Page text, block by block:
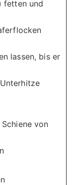
fetten und
lassen, bis er
von